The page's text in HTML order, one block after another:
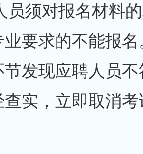
员须对报名材料
要求的不能报
节发现应聘人员
查实，立即取消